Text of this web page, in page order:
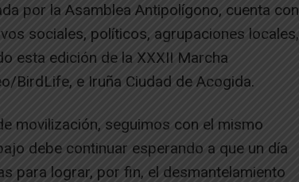
por la Asamblea Antipolígono, cuenta con
sociales, políticos, agrupaciones locales,
esta edición de la XXXII Marcha
BirdLife, e Iruña Ciudad de Acogida.
movilización, seguimos con el mismo
debe continuar esperando a que un día
para lograr, por fin, el desmantelamiento